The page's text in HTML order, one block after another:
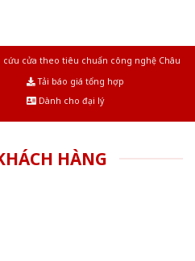
cửa theo tiêu chuẩn công nghệ Châu
Tải báo giá tổng hợp
Dành cho đại lý
HÀNG